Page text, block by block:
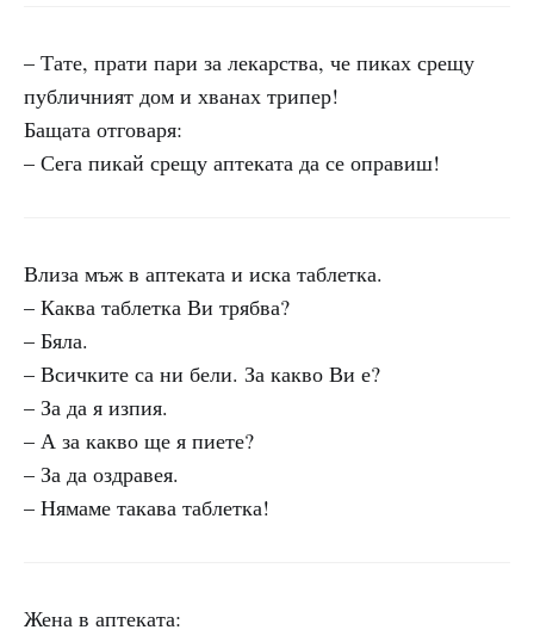
– Тате, прати пари за лекарства, че пиках срещу
публичният дом и хванах трипер!
Бащата отговаря:
– Сега пикай срещу аптеката да се оправиш!
Влиза мъж в аптеката и иска таблетка.
– Каква таблетка Ви трябва?
– Бяла.
– Всичките са ни бели. За какво Ви е?
– За да я изпия.
– А за какво ще я пиете?
– За да оздравея.
– Нямаме такава таблетка!
Жена в аптеката: